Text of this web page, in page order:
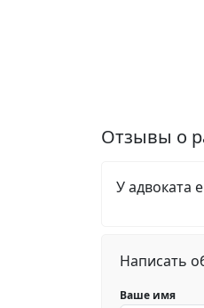
Отзывы о
У адвоката
Написать
Ваше имя